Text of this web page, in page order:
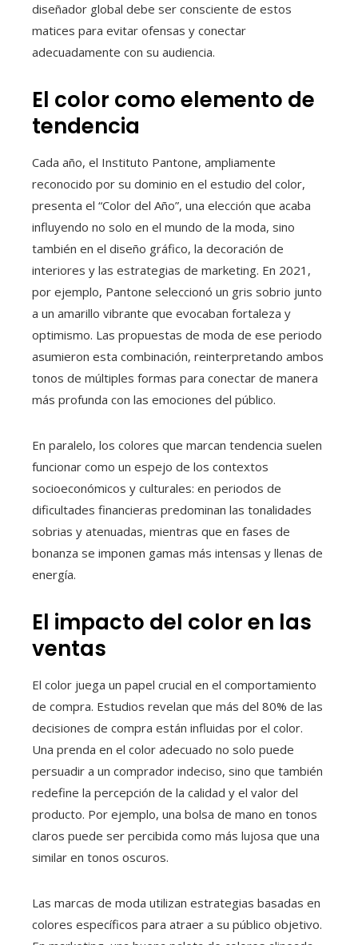
diseñador global debe ser consciente de estos
matices para evitar ofensas y conectar
adecuadamente con su audiencia.
El color como elemento de
tendencia
Cada año, el Instituto Pantone, ampliamente
reconocido por su dominio en el estudio del color,
presenta el “Color del Año”, una elección que acaba
influyendo no solo en el mundo de la moda, sino
también en el diseño gráfico, la decoración de
interiores y las estrategias de marketing. En 2021,
por ejemplo, Pantone seleccionó un gris sobrio junto
a un amarillo vibrante que evocaban fortaleza y
optimismo. Las propuestas de moda de ese periodo
asumieron esta combinación, reinterpretando ambos
tonos de múltiples formas para conectar de manera
más profunda con las emociones del público.
En paralelo, los colores que marcan tendencia suelen
funcionar como un espejo de los contextos
socioeconómicos y culturales: en periodos de
dificultades financieras predominan las tonalidades
sobrias y atenuadas, mientras que en fases de
bonanza se imponen gamas más intensas y llenas de
energía.
El impacto del color en las
ventas
El color juega un papel crucial en el comportamiento
de compra. Estudios revelan que más del 80% de las
decisiones de compra están influidas por el color.
Una prenda en el color adecuado no solo puede
persuadir a un comprador indeciso, sino que también
redefine la percepción de la calidad y el valor del
producto. Por ejemplo, una bolsa de mano en tonos
claros puede ser percibida como más lujosa que una
similar en tonos oscuros.
Las marcas de moda utilizan estrategias basadas en
colores específicos para atraer a su público objetivo.